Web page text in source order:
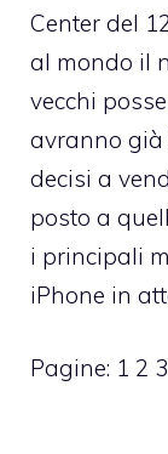
Center del
al mondo il
vecchi
avranno già
decisi a
posto a
i principali
iPhone in
Pagine: 1 2 3